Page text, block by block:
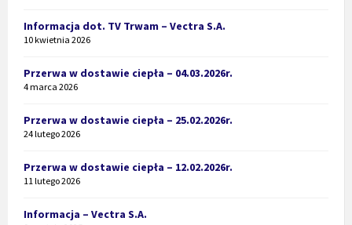
Informacja dot. TV Trwam – Vectra S.A.
10 kwietnia 2026
Przerwa w dostawie ciepła – 04.03.2026r.
4 marca 2026
Przerwa w dostawie ciepła – 25.02.2026r.
24 lutego 2026
Przerwa w dostawie ciepła – 12.02.2026r.
11 lutego 2026
Informacja – Vectra S.A.